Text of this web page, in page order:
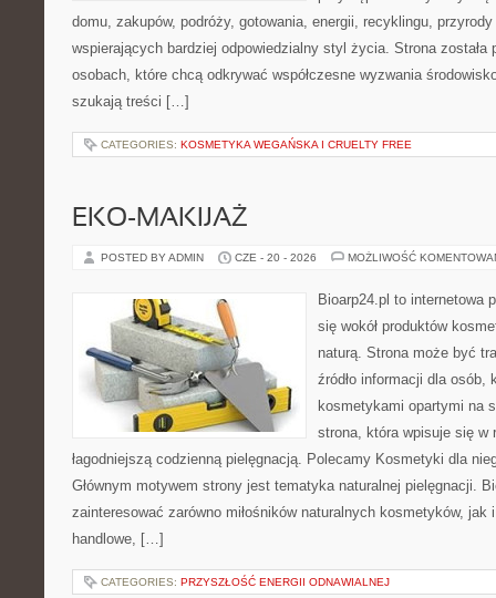
domu, zakupów, podróży, gotowania, energii, recyklingu,
wspierających bardziej odpowiedzialny styl życia. Strona została
osobach, które chcą odkrywać współczesne wyzwania
szukają treści […]
CATEGORIES: KOSMETYKA WEGAŃSKA I CRUELTY FREE
EKO-MAKIJAŻ
POSTED BY ADMIN CZE - 20 - 2026 MOŻLIWOŚĆ
Bioarp24.pl to internetowa
się wokół produktów
naturą. Strona może być
źródło informacji dla osób,
kosmetykami opartymi na
strona, która wpisuje się w
łagodniejszą codzienną pielęgnacją. Polecamy Kosmetyki dla
Głównym motywem strony jest tematyka naturalnej pielęgnacji.
zainteresować zarówno miłośników naturalnych kosmetyków, jak
handlowe, […]
CATEGORIES: PRZYSZŁOŚĆ ENERGII ODNAWIALNEJ